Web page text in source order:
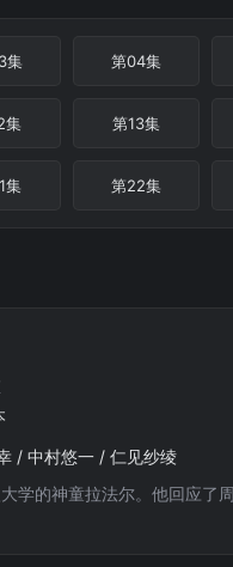
集 第04集
集 第13集
集 第22集
/ 中村悠一 / 仁见纱绫
学的神童拉法尔。他回应